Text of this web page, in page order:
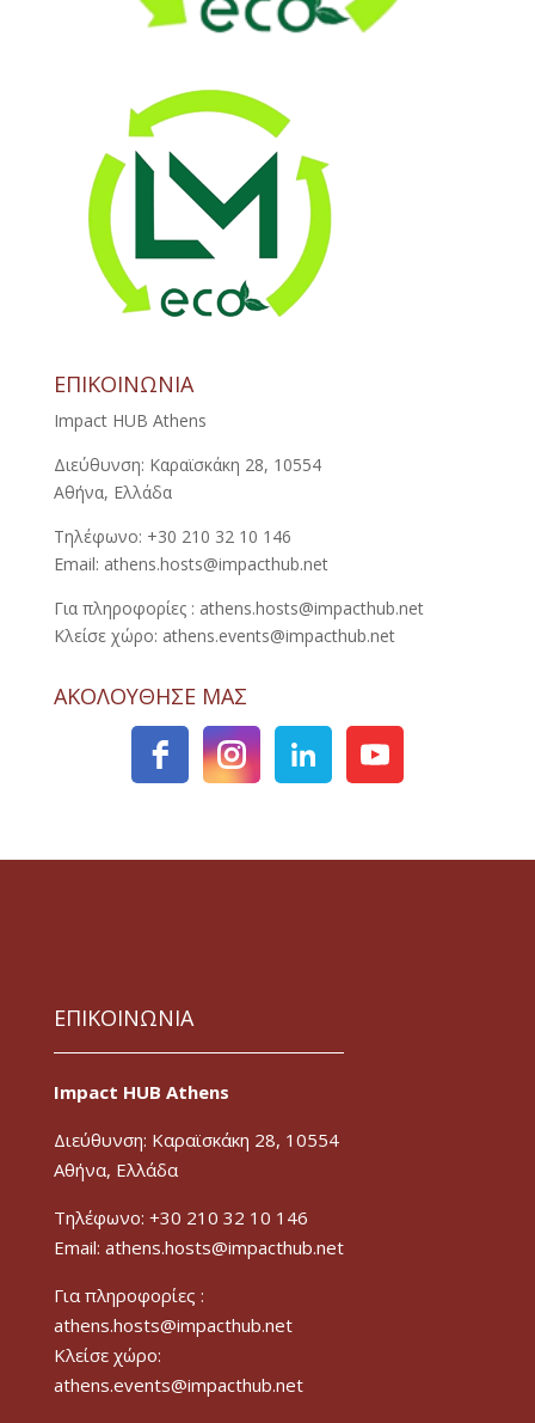
ΕΠΙΚΟΙΝΩΝΙΑ
Impact HUB Athens
Διεύθυνση: Καραϊσκάκη 28, 10554
Αθήνα, Ελλάδα
Τηλέφωνο: +30 210 32 10 146
Email: athens.hosts@impacthub.net
Για πληροφορίες : athens.hosts@impacthub.net
Κλείσε χώρο: athens.events@impacthub.net
ΑΚΟΛΟΥΘΗΣΕ ΜΑΣ
ΕΠΙΚΟΙΝΩΝΙΑ
Impact HUB Athens
Διεύθυνση: Καραϊσκάκη 28, 10554
Αθήνα, Ελλάδα
Τηλέφωνο: +30 210 32 10 146
Email: athens.hosts@impacthub.net
Για πληροφορίες :
athens.hosts@impacthub.net
Κλείσε χώρο:
athens.events@impacthub.net